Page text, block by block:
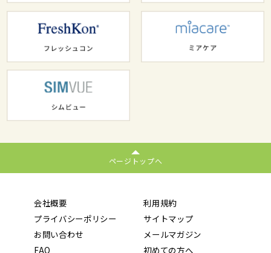
ページトップへ
会社概要
利用規約
プライバシーポリシー
サイトマップ
お問い合わせ
メールマガジン
FAQ
初めての方へ